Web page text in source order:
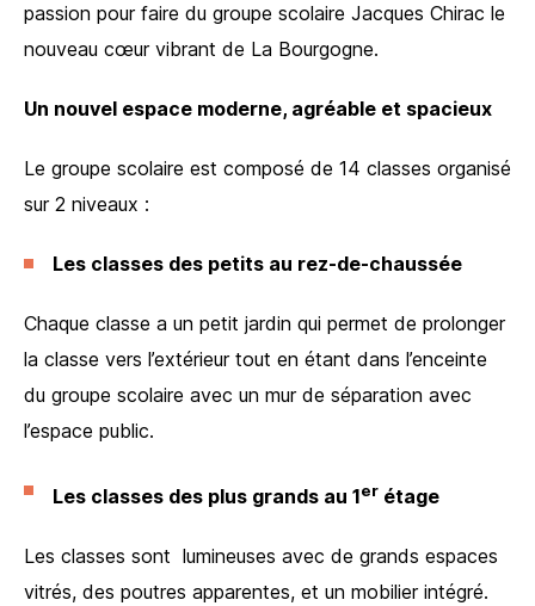
passion pour faire du groupe scolaire Jacques Chirac le
nouveau cœur vibrant de La Bourgogne.
Un nouvel espace moderne, agréable et spacieux
Le groupe scolaire est composé de 14 classes organisé
sur 2 niveaux :
Les classes des petits au rez-de-chaussée
Chaque classe a un petit jardin qui permet de prolonger
la classe vers l’extérieur tout en étant dans l’enceinte
du groupe scolaire avec un mur de séparation avec
l’espace public.
Les classes des plus grands au 1er étage
Les classes sont lumineuses avec de grands espaces
vitrés, des poutres apparentes, et un mobilier intégré.